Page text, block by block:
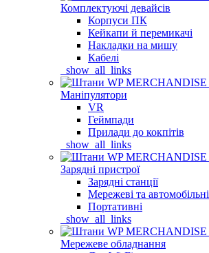
Комплектуючі девайсів
Корпуси ПК
Кейкапи й перемикачі
Накладки на мишу
Кабелі
_show_all_links
Маніпулятори
VR
Геймпади
Прилади до кокпітів
_show_all_links
Зарядні пристрої
Зарядні станції
Мережеві та автомобільні
Портативні
_show_all_links
Мережеве обладнання